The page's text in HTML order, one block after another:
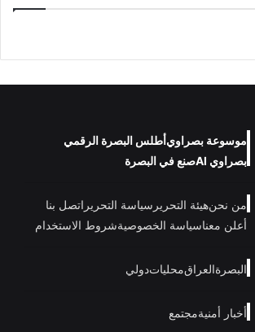
موسوعة بصراوي أطلس البصرة الرقمي
بصراوي AI
صنع في البصرة
من نحنهيئة التحرير سياسة التحرير اتصل بنا
أعلن معناسياسة الخصوصيةشروط الاستخدام
البصرةالعراقمحلياتدولي
أخبار أمنيةمجتمع